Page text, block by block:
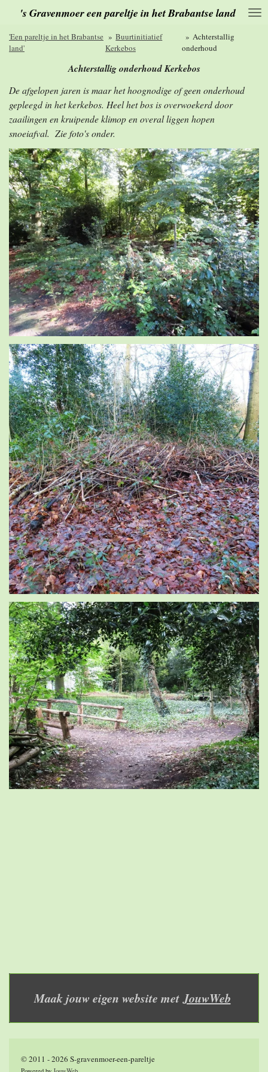
naar
de
's Gravenmoer een pareltje in het Brabantse land
'Een pareltje in het Brabantse
land'
» Buurtinitiatief
Kerkebos
» Achterstallig
onderhoud
Achterstallig onderhoud Kerkebos
De afgelopen jaren is maar het hoognodige of geen onderhoud
gepleegd in het kerkebos. Heel het bos is overwoekerd door
zaailingen en kruipende klimop en overal liggen hopen
snoeiafval. Zie foto's onder.
Maak jouw eigen website met JouwWeb
© 2011 - 2026 S-gravenmoer-een-pareltje